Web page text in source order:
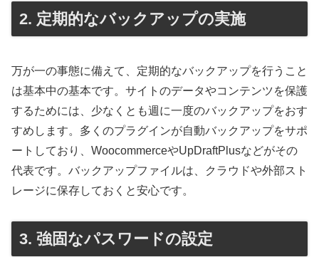
2. 定期的なバックアップの実施
万が一の事態に備えて、定期的なバックアップを行うこと
は基本中の基本です。サイトのデータやコンテンツを保護
するためには、少なくとも週に一度のバックアップをおす
すめします。多くのプラグインが自動バックアップをサポ
ートしており、WoocommerceやUpDraftPlusなどがその
代表です。バックアップファイルは、クラウドや外部スト
レージに保存しておくと安心です。
3. 強固なパスワードの設定